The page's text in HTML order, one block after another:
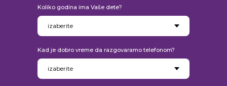
Koliko godina ima Vaše dete?
Kad je dobro vreme da razgovaramo telefonom?